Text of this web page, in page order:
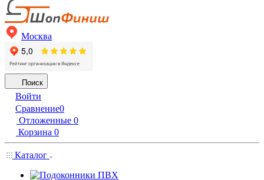
Москва
Поиск
Войти
Сравнение0
Отложенные 0
Корзина 0
Каталог